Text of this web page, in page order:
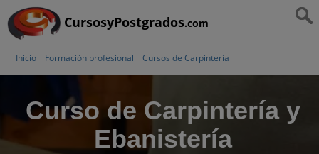
CursosyPostgrados.com
Inicio Formación profesional Cursos de Carpintería
Curso de Carpintería y
Ebanistería